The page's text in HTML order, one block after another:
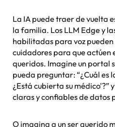
La IA puede traer de vuelta
la familia. Los LLM Edge y
habilitadas para voz
cuidadores para que actúen
queridos. Imagine un portal
pueda preguntar: “¿Cuál es
¿Está cubierta su médico'?”
claras y confiables de datos
O imagina a un ser querido